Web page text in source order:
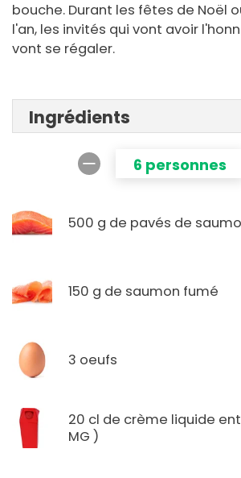
bouche. Durant les fêtes de Noël
l'an, les invités qui vont avoir
vont se régaler.
Ingrédients
6 personnes
500 g de pavés de
150 g de saumon fumé
3 oeufs
20 cl de crème liquide
MG )